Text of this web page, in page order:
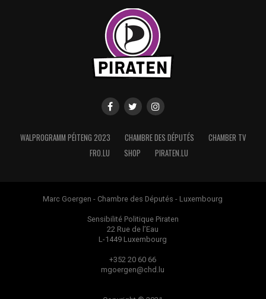
WALPROGRAMM PÉITENG 2023 CHAMBRE DES DÉPUTÉS
CHAMBER TV
FRO.LU
SHOP PIRATEN.LU
Marc Goergen - Chambre des Députés - Luxembourg
Sensibilité Politique Piraten
22 Rue de l’Eau
L-1449 Luxembourg
+352 20 60 66
mgoergen@chd.lu